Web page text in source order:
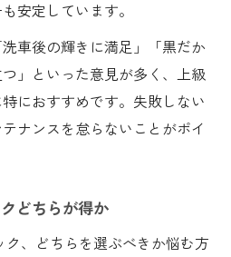
安定しています。
車後の輝きに満足」「黒だか
」といった意見が多く、上級
におすすめです。失敗しない
ナンスを怠らないことがポイ
どちらが得か
、どちらを選ぶべきか悩む方